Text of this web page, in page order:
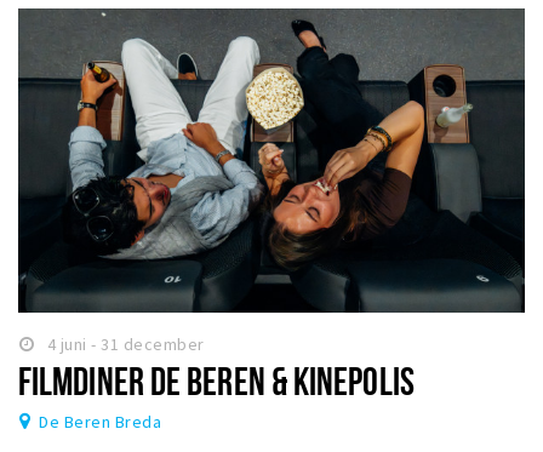
4 juni - 31 december
FILMDINER DE BEREN & KINEPOLIS
De Beren Breda